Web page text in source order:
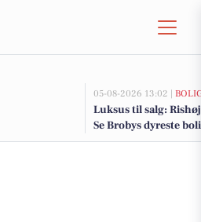
05-08-2026 13:02 |
Luksus til salg:
Se Brobys dyreste